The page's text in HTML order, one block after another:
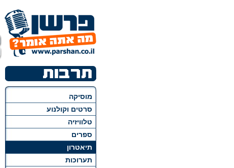
מוסיקה
סרטים וקולנוע
טלוויזיה
ספרים
תיאטרון
תערוכות